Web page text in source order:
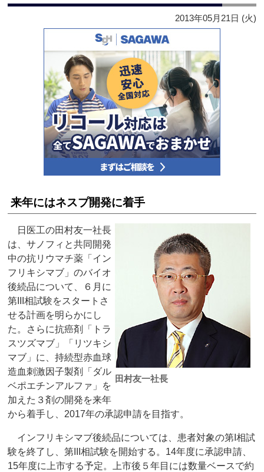
2013年05月21日 (火)
来年にはネスプ開発に着手
田村友一社長
日医工の田村友一社長
は、サノフィと共同開発
中の抗リウマチ薬「イン
フリキシマブ」のバイオ
後続品について、６月に
第III相試験をスタートさ
せる計画を明らかにし
た。さらに抗癌剤「トラ
スツズマブ」「リツキシ
マブ」に、持続型赤血球
造血刺激因子製剤「ダル
ベポエチンアルファ」を
加えた３剤の開発を来年
から着手し、2017年の承認申請を目指す。
インフリキシマブ後続品については、患者対象の第I相試
験を終了し、第III相試験を開始する。14年度に承認申請、
15年度に上市する予定。上市後５年目には数量ベースで約